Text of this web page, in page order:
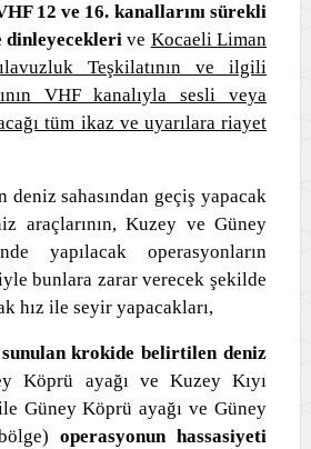
12 ve 16. kanallarını sürekli
dinleyecekleri ve Kocaeli Liman
Teşkilatının ve ilgili
VHF kanalıyla sesli veya
tüm ikaz ve uyarılara riayet
sahasından geçiş yapacak
araçlarının, Kuzey ve Güney
yapılacak operasyonların
bunlara zarar verecek şekilde
hız ile seyir yapacakları,
krokide belirtilen deniz
Köprü ayağı ve Kuzey Kıyı
Güney Köprü ayağı ve Güney
operasyonun hassasiyeti